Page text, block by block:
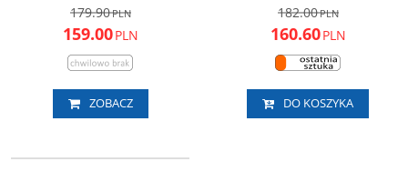
179.90PLN
159.00PLN
ZOBACZ
182.00PLN
160.60PLN
DO KOSZYKA